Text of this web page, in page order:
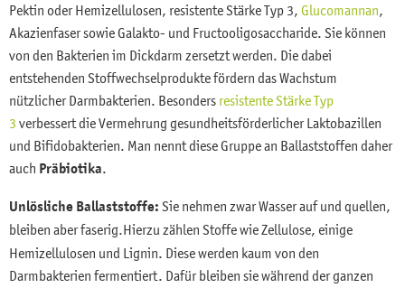
Pektin oder Hemizellulosen, resistente Stärke Typ 3, Glucomannan
Akazienfaser sowie Galakto- und Fructooligosaccharide. Sie können
von den Bakterien im Dickdarm zersetzt werden. Die dabei
entstehenden Stoffwechselprodukte fördern das Wachstum
nützlicher Darmbakterien. Besonders resistente Stärke Typ
3 verbessert die Vermehrung gesundheitsförderlicher Laktobazillen
und Bifidobakterien. Man nennt diese Gruppe an Ballaststoffen daher
auch Präbiotika
Unlösliche Ballaststoffe: Sie nehmen zwar Wasser auf und quellen,
bleiben aber faserig. Hierzu zählen Stoffe wie Zellulose, einige
Hemizellulosen und Lignin. Diese werden kaum von den
Darmbakterien fermentiert. Dafür bleiben sie während der ganzen